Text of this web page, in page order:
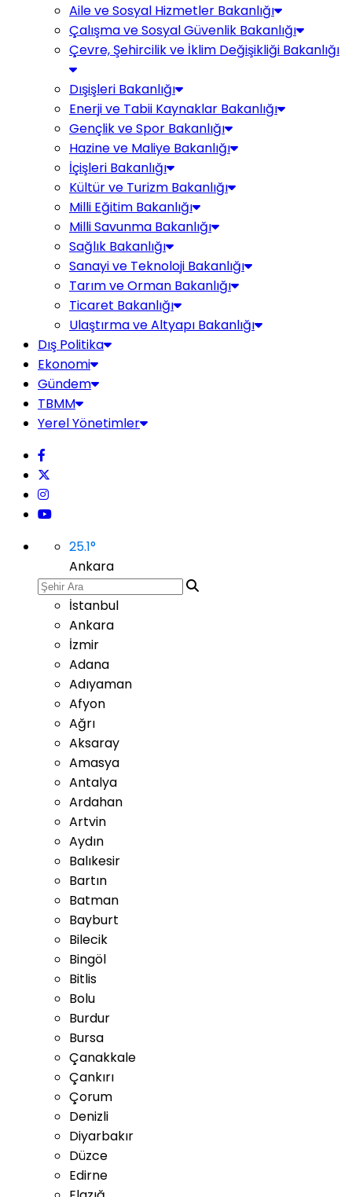
Aile ve Sosyal Hizmetler Bakanlığı
Çalışma ve Sosyal Güvenlik Bakanlığı
Çevre, Şehircilik ve İklim Değişikliği Bakanlığı
Dışişleri Bakanlığı
Enerji ve Tabii Kaynaklar Bakanlığı
Gençlik ve Spor Bakanlığı
Hazine ve Maliye Bakanlığı
İçişleri Bakanlığı
Kültür ve Turizm Bakanlığı
Milli Eğitim Bakanlığı
Milli Savunma Bakanlığı
Sağlık Bakanlığı
Sanayi ve Teknoloji Bakanlığı
Tarım ve Orman Bakanlığı
Ticaret Bakanlığı
Ulaştırma ve Altyapı Bakanlığı
Dış Politika
Ekonomi
Gündem
TBMM
Yerel Yönetimler
25.1°
Ankara
İstanbul
Ankara
İzmir
Adana
Adıyaman
Afyon
Ağrı
Aksaray
Amasya
Antalya
Ardahan
Artvin
Aydın
Balıkesir
Bartın
Batman
Bayburt
Bilecik
Bingöl
Bitlis
Bolu
Burdur
Bursa
Çanakkale
Çankırı
Çorum
Denizli
Diyarbakır
Düzce
Edirne